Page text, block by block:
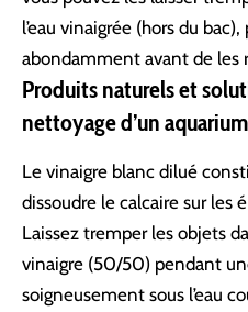
l’eau vinaigrée (hors du
abondamment avant de les
Produits naturels et
nettoyage d’un aquarium
Le vinaigre blanc dilué
dissoudre le calcaire sur les
Laissez tremper les objets
vinaigre (50/50) pendant
soigneusement sous l’eau